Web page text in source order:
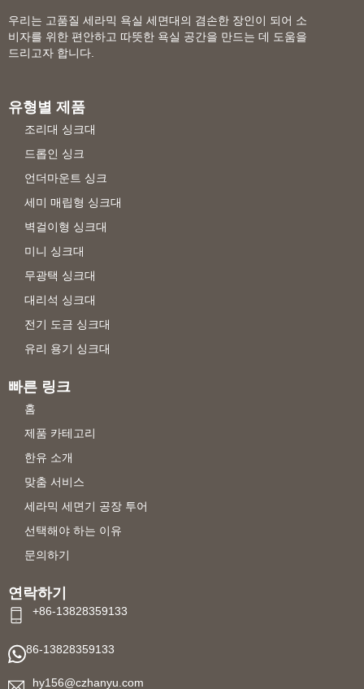
우리는 고품질 세라믹 욕실 세면대의 겸손한 장인이 되어 소
비자를 위한 편안하고 따뜻한 욕실 공간을 만드는 데 도움을
드리고자 합니다.
유형별 제품
조리대 싱크대
드롭인 싱크
언더마운트 싱크
세미 매립형 싱크대
벽걸이형 싱크대
미니 싱크대
무광택 싱크대
대리석 싱크대
전기 도금 싱크대
유리 용기 싱크대
빠른 링크
홈
제품 카테고리
한유 소개
맞춤 서비스
세라믹 세면기 공장 투어
선택해야 하는 이유
문의하기
연락하기
+86-13828359133
86-13828359133
hy156@czhanyu.com